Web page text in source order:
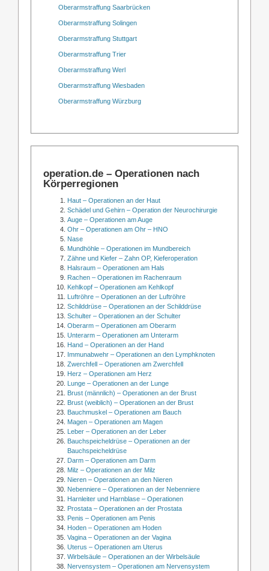
Oberarmstraffung Saarbrücken
Oberarmstraffung Solingen
Oberarmstraffung Stuttgart
Oberarmstraffung Trier
Oberarmstraffung Werl
Oberarmstraffung Wiesbaden
Oberarmstraffung Würzburg
operation.de – Operationen nach
Körperregionen
Haut – Operationen an der Haut
Schädel und Gehirn – Operation der Neurochirurgie
Auge – Operationen am Auge
Ohr – Operationen am Ohr – HNO
Nase
Mundhöhle – Operationen im Mundbereich
Zähne und Kiefer – Zahn OP, Kieferoperation
Halsraum – Operationen am Hals
Rachen – Operationen im Rachenraum
Kehlkopf – Operationen am Kehlkopf
Luftröhre – Operationen an der Luftröhre
Schilddrüse – Operationen an der Schilddrüse
Schulter – Operationen an der Schulter
Oberarm – Operationen am Oberarm
Unterarm – Operationen am Unterarm
Hand – Operationen an der Hand
Immunabwehr – Operationen an den Lymphknoten
Zwerchfell – Operationen am Zwerchfell
Herz – Operationen am Herz
Lunge – Operationen an der Lunge
Brust (männlich) – Operationen an der Brust
Brust (weiblich) – Operationen an der Brust
Bauchmuskel – Operationen am Bauch
Magen – Operationen am Magen
Leber – Operationen an der Leber
Bauchspeicheldrüse – Operationen an der
Bauchspeicheldrüse
Darm – Operationen am Darm
Milz – Operationen an der Milz
Nieren – Operationen an den Nieren
Nebenniere – Operationen an der Nebenniere
Harnleiter und Harnblase – Operationen
Prostata – Operationen an der Prostata
Penis – Operationen am Penis
Hoden – Operationen am Hoden
Vagina – Operationen an der Vagina
Uterus – Operationen am Uterus
Wirbelsäule – Operationen an der Wirbelsäule
Nervensystem – Operationen am Nervensystem